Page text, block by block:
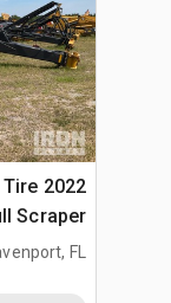
Tire
Scraper
FL